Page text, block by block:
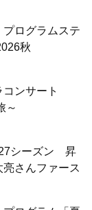
ログラムステ
秋
ンサート
～
シーズン 昇
さんファース